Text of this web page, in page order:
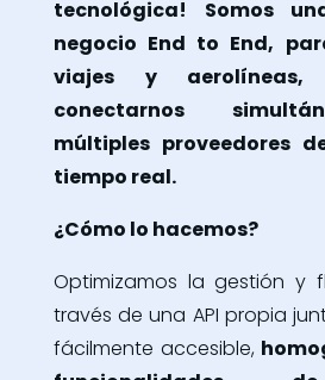
tecnológica! Somos
negocio End to End,
viajes y aerolíneas,
conectarnos
múltiples proveedores
tiempo real.
¿Cómo lo hacemos?
Optimizamos la gestión y
través de una API propia
fácilmente accesible,